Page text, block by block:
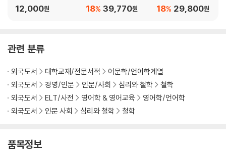
12,000원 39,770원
18% 29,800원
18%
관련 분류
외국도서 대학교재/전문서적
어문학/언어학계열
외국도서
경영/인문 인문/사회 심리와 철학
철학
외국도서
ELT/사전 영어학 & 영어교육
영어학/언어학
외국도서
인문 사회 심리와 철학 철학
품목정보